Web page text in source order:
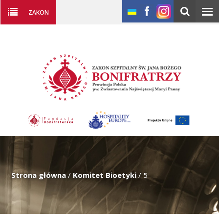
ZAKON
Strona główna / Komitet Bioetyki / 5